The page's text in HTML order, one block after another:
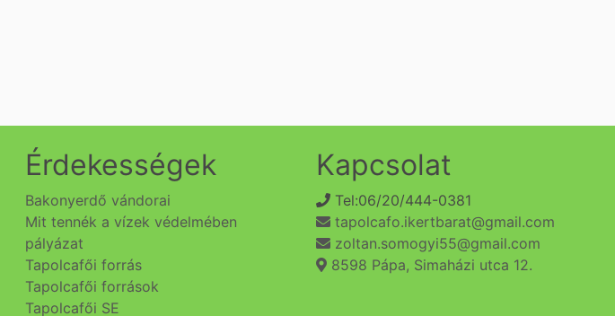
Érdekességek
Bakonyerdő vándorai
Mit tennék a vízek védelmében
pályázat
Tapolcafői forrás
Tapolcafői források
Tapolcafői SE
Kapcsolat
Tel:06/20/444-0381
tapolcafo.ikertbarat@gmail.com
zoltan.somogyi55@gmail.com
8598 Pápa, Simaházi utca 12.